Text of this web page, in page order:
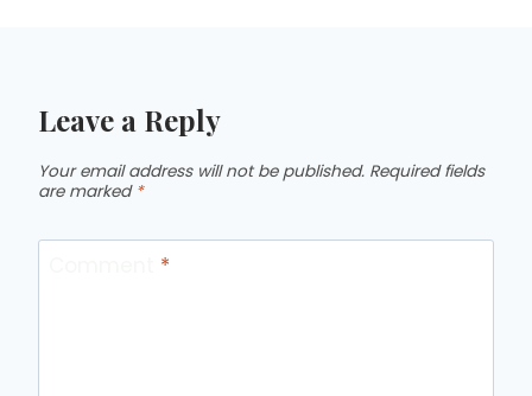
Leave a Reply
Your email address will not be published. Required fields
are marked *
*